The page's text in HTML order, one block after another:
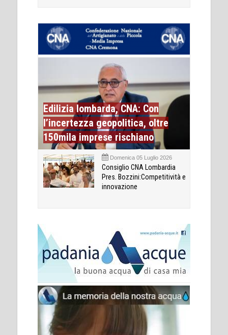
Edilizia lombarda, CNA: Con
l’incertezza geopolitica, oltre
150mila imprese rischiano
Domenica 05 Luglio 2026
Consiglio CNA Lombardia
Pres. Bozzini:Competitività e
innovazione